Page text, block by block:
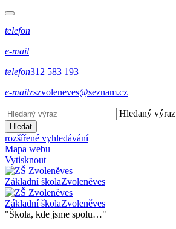
telefon
e-mail
telefon312 583 193
e-mailzszvoleneves@seznam.cz
Hledaný výraz
Hledat
rozšířené vyhledávání
Mapa webu
Vytisknout
Základní školaZvoleněves
Základní školaZvoleněves
"Škola, kde jsme spolu…"